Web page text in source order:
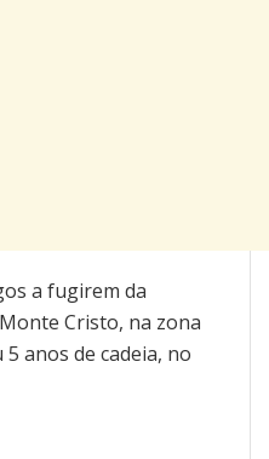
a fugirem da
Cristo, na zona
anos de cadeia, no